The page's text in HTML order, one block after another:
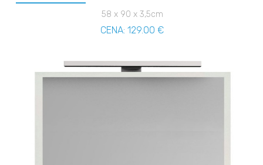
58 x 90 x 3,5cm
CENA: 129.00 €